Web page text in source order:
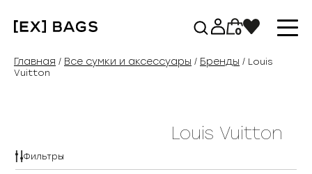
содержимому
0
Главная / Все сумки и аксессуары / Бренды / Louis
Vuitton
Louis Vuitton
Фильтры